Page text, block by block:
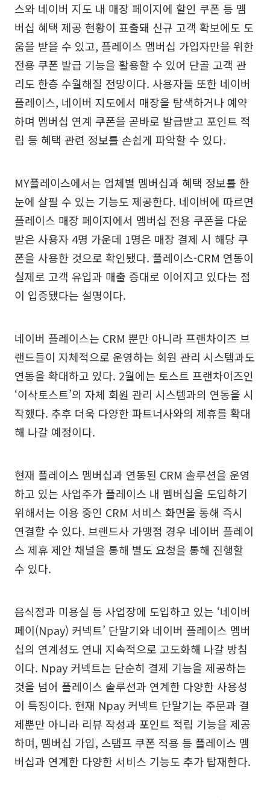
스와 네이버 지도 내 매장 페이지에 할인 쿠폰 등 멤
버십 혜택 제공 현황이 표출돼 신규 고객 확보에도 도
움을 받을 수 있고, 플레이스 멤버십 가입자만을 위한
전용 쿠폰 발급 기능을 활용할 수 있어 단골 고객 관
리도 한층 수월해질 전망이다. 사용자들 또한 네이버
플레이스, 네이버 지도에서 매장을 탐색하거나 예약
하며 멤버십 연계 쿠폰을 곧바로 발급받고 포인트 적
립 등 혜택 관련 정보를 손쉽게 파악할 수 있다.
MY플레이스에서는 업체별 멤버십과 혜택 정보를 한
눈에 살필 수 있는 기능도 제공한다. 네이버에 따르면
플레이스 매장 페이지에서 멤버십 전용 쿠폰을 다운
받은 사용자 4명 가운데 1명은 매장 결제 시 해당 쿠
폰을 사용한 것으로 확인됐다. 플레이스-CRM 연동이
실제로 고객 유입과 매출 증대로 이어지고 있다는 점
이 입증됐다는 설명이다.
네이버 플레이스는 CRM 뿐만 아니라 프랜차이즈 브
랜드들이 자체적으로 운영하는 회원 관리 시스템과도
연동을 확대하고 있다. 2월에는 토스트 프랜차이즈인
‘이삭토스트’의 자체 회원 관리 시스템과의 연동을 시
작했다. 추후 더욱 다양한 파트너사와의 제휴를 확대
해 나갈 예정이다.
현재 플레이스 멤버십과 연동된 CRM 솔루션을 운영
하고 있는 사업주가 플레이스 내 멤버십을 도입하기
위해서는 이용 중인 CRM 서비스 화면을 통해 즉시
연결할 수 있다. 브랜드사 가맹점 경우 네이버 플레이
스 제휴 제안 채널을 통해 별도 요청을 통해 진행할
수 있다.
음식점과 미용실 등 사업장에 도입하고 있는 ‘네이버
페이(Npay) 커넥트’ 단말기와 네이버 플레이스 멤버
십의 연계성도 연내 지속적으로 고도화해 나갈 방침
이다. Npay 커넥트는 단순히 결제 기능을 제공하는
것을 넘어 플레이스 솔루션과 연계한 다양한 사용성
이 특징이다. 현재 Npay 커넥트 단말기는 주문과 결
제뿐만 아니라 리뷰 작성과 포인트 적립 기능을 제공
하며, 멤버십 가입, 스탬프 쿠폰 적용 등 플레이스 멤
버십과 연계한 다양한 서비스 기능도 추가 탑재한다.